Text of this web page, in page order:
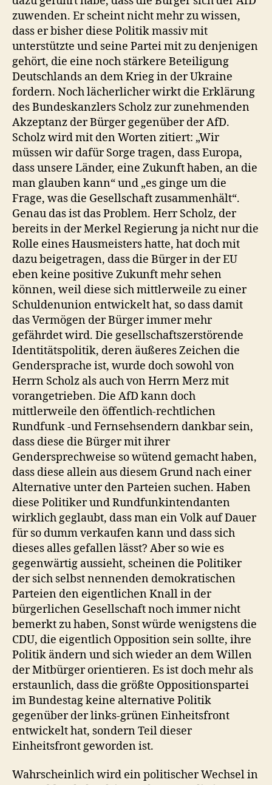
zuwenden. Er scheint nicht mehr zu wissen,
dass er bisher diese Politik massiv mit
unterstützte und seine Partei mit zu denjenigen
gehört, die eine noch stärkere Beteiligung
Deutschlands an dem Krieg in der Ukraine
fordern. Noch lächerlicher wirkt die Erklärung
des Bundeskanzlers Scholz zur zunehmenden
Akzeptanz der Bürger gegenüber der AfD.
Scholz wird mit den Worten zitiert: „Wir
müssen wir dafür Sorge tragen, dass Europa,
dass unsere Länder, eine Zukunft haben, an die
man glauben kann“ und „es ginge um die
Frage, was die Gesellschaft zusammenhält“.
Genau das ist das Problem. Herr Scholz, der
bereits in der Merkel Regierung ja nicht nur die
Rolle eines Hausmeisters hatte, hat doch mit
dazu beigetragen, dass die Bürger in der EU
eben keine positive Zukunft mehr sehen
können, weil diese sich mittlerweile zu einer
Schuldenunion entwickelt hat, so dass damit
das Vermögen der Bürger immer mehr
gefährdet wird. Die gesellschaftszerstörende
Identitätspolitik, deren äußeres Zeichen die
Gendersprache ist, wurde doch sowohl von
Herrn Scholz als auch von Herrn Merz mit
vorangetrieben. Die AfD kann doch
mittlerweile den öffentlich-rechtlichen
Rundfunk -und Fernsehsendern dankbar sein,
dass diese die Bürger mit ihrer
Gendersprechweise so wütend gemacht haben,
dass diese allein aus diesem Grund nach einer
Alternative unter den Parteien suchen. Haben
diese Politiker und Rundfunkintendanten
wirklich geglaubt, dass man ein Volk auf Dauer
für so dumm verkaufen kann und dass sich
dieses alles gefallen lässt? Aber so wie es
gegenwärtig aussieht, scheinen die Politiker
der sich selbst nennenden demokratischen
Parteien den eigentlichen Knall in der
bürgerlichen Gesellschaft noch immer nicht
bemerkt zu haben, Sonst würde wenigstens die
CDU, die eigentlich Opposition sein sollte, ihre
Politik ändern und sich wieder an dem Willen
der Mitbürger orientieren. Es ist doch mehr als
erstaunlich, dass die größte Oppositionspartei
im Bundestag keine alternative Politik
gegenüber der links-grünen Einheitsfront
entwickelt hat, sondern Teil dieser
Einheitsfront geworden ist.
Wahrscheinlich wird ein politischer Wechsel in